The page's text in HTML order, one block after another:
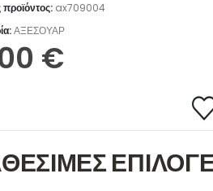
ax709004
ΑΞΕΣΟΥΑΡ
€